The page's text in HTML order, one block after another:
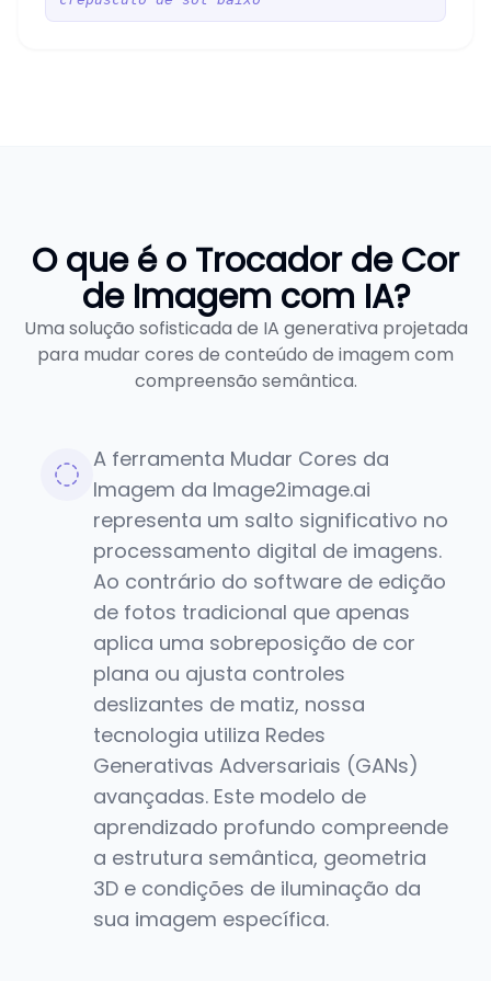
O que é o Trocador de Cor
de Imagem com IA?
Uma solução sofisticada de IA generativa projetada
para mudar cores de conteúdo de imagem com
compreensão semântica.
A ferramenta Mudar Cores da
Imagem da Image2image.ai
representa um salto significativo no
processamento digital de imagens.
Ao contrário do software de edição
de fotos tradicional que apenas
aplica uma sobreposição de cor
plana ou ajusta controles
deslizantes de matiz, nossa
tecnologia utiliza Redes
Generativas Adversariais (GANs)
avançadas. Este modelo de
aprendizado profundo compreende
a estrutura semântica, geometria
3D e condições de iluminação da
sua imagem específica.